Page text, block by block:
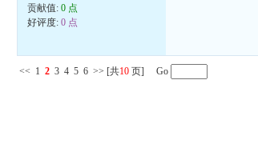
贡献值:0 点
好评度:0 点
<< 1 2 3 4 5 6 >> [共10 页] Go